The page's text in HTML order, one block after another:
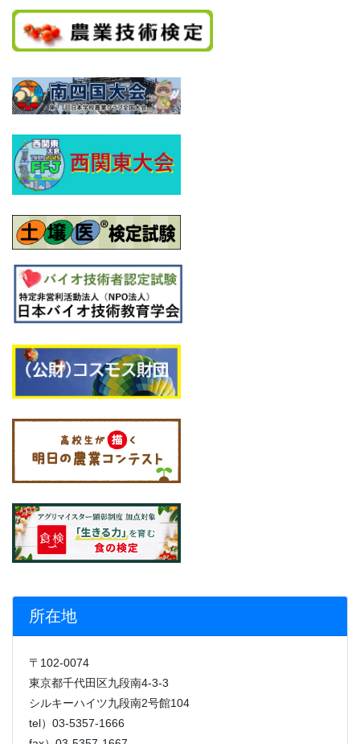
所在地
〒102-0074
東京都千代田区九段南4-3-3
シルキーハイツ九段南2号館104
tel）03-5357-1666